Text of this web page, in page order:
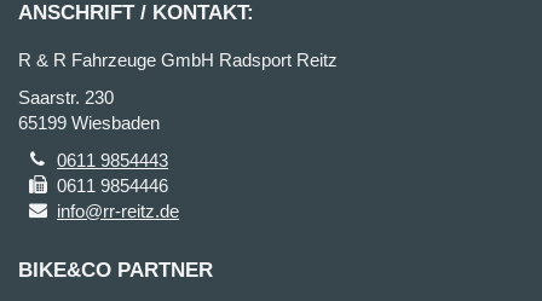
ANSCHRIFT / KONTAKT:
R & R Fahrzeuge GmbH Radsport Reitz
Saarstr. 230
65199 Wiesbaden
0611 9854443
0611 9854446
info@rr-reitz.de
BIKE&CO PARTNER